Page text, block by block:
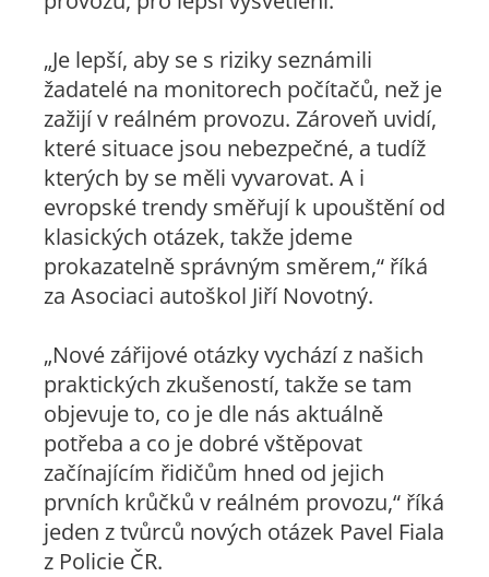
„Je lepší, aby se s riziky seznámili
žadatelé na monitorech počítačů, než je
zažijí v reálném provozu. Zároveň uvidí,
které situace jsou nebezpečné, a tudíž
kterých by se měli vyvarovat. A i
evropské trendy směřují k upouštění od
klasických otázek, takže jdeme
prokazatelně správným směrem,“ říká
za Asociaci autoškol Jiří Novotný.
„Nové zářijové otázky vychází z našich
praktických zkušeností, takže se tam
objevuje to, co je dle nás aktuálně
potřeba a co je dobré vštěpovat
začínajícím řidičům hned od jejich
prvních krůčků v reálném provozu,“ říká
jeden z tvůrců nových otázek Pavel Fiala
z Policie ČR.